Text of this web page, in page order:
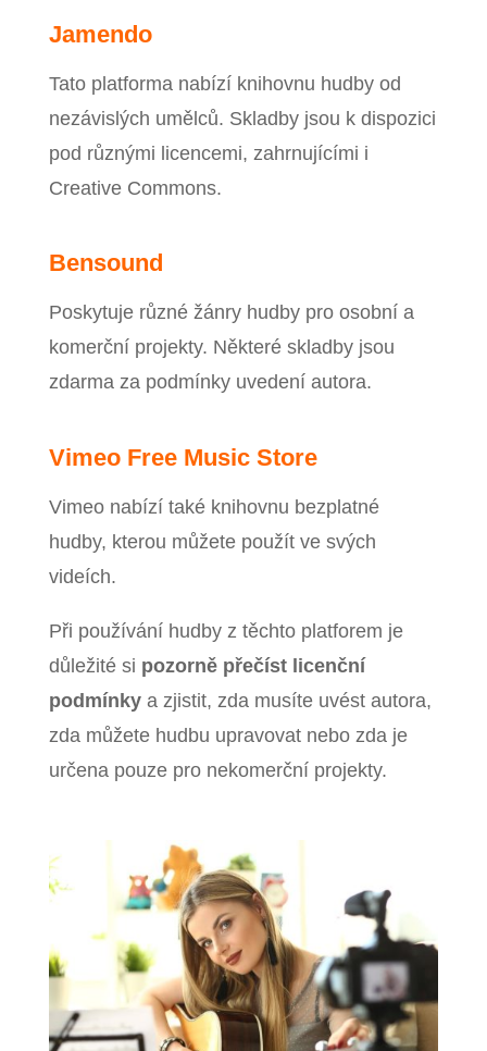
Jamendo
Tato platforma nabízí knihovnu hudby od
nezávislých umělců. Skladby jsou k dispozici
pod různými licencemi, zahrnujícími i
Creative Commons.
Bensound
Poskytuje různé žánry hudby pro osobní a
komerční projekty. Některé skladby jsou
zdarma za podmínky uvedení autora.
Vimeo Free Music Store
Vimeo nabízí také knihovnu bezplatné
hudby, kterou můžete použít ve svých
videích.
Při používání hudby z těchto platforem je
důležité si pozorně přečíst licenční
podmínkya zjistit, zda musíte uvést autora,
zda můžete hudbu upravovat nebo zda je
určena pouze pro nekomerční projekty.